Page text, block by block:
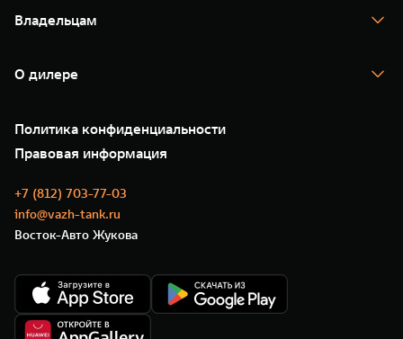
Тест-драйв
TANK Финансы
Корпоративным клиентам
Зарядные станции
Владельцам
Помощь на дороге
Новые цифровые сервисы TANK
Сервис
Нулевое ТО
Моторные масла
О дилере
35 лет GWM
GWM ТЕХ ДЕНЬ
Новости
Политика конфиденциальности
Правовая информация
+7 (812) 703-77-03
info@vazh-tank.ru
Восток-Авто Жукова